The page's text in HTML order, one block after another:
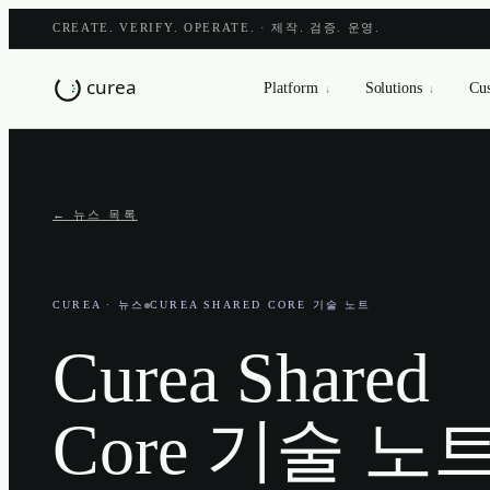
CREATE. VERIFY. OPERATE. · 제작. 검증. 운영.
Platform ↓ Solutions ↓
← 뉴스 목록
CUREA · 뉴스 CUREA SHARED CORE 기술 노트
Curea Shared
Core 기술 노